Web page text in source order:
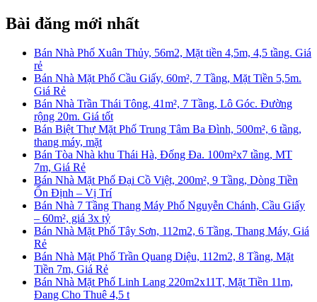
Bài đăng mới nhất
Bán Nhà Phố Xuân Thủy, 56m2, Mặt tiền 4,5m, 4,5 tầng. Giá
rẻ
Bán Nhà Mặt Phố Cầu Giấy, 60m², 7 Tầng, Mặt Tiền 5,5m.
Giá Rẻ
Bán Nhà Trần Thái Tông, 41m², 7 Tầng, Lô Góc. Đường
rộng 20m. Giá tốt
Bán Biệt Thự Mặt Phố Trung Tâm Ba Đình, 500m², 6 tầng,
thang máy, mặt
Bán Tòa Nhà khu Thái Hà, Đống Đa. 100m²x7 tầng, MT
7m, Giá Rẻ
Bán Nhà Mặt Phố Đại Cồ Việt, 200m², 9 Tầng, Dòng Tiền
Ổn Định – Vị Trí
Bán Nhà 7 Tầng Thang Máy Phố Nguyễn Chánh, Cầu Giấy
– 60m², giá 3x tỷ
Bán Nhà Mặt Phố Tây Sơn, 112m2, 6 Tầng, Thang Máy, Giá
Rẻ
Bán Nhà Mặt Phố Trần Quang Diệu, 112m2, 8 Tầng, Mặt
Tiền 7m, Giá Rẻ
Bán Nhà Mặt Phố Linh Lang 220m2x11T, Mặt Tiền 11m,
Đang Cho Thuê 4,5 t